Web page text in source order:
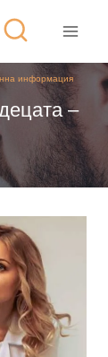
информация
–